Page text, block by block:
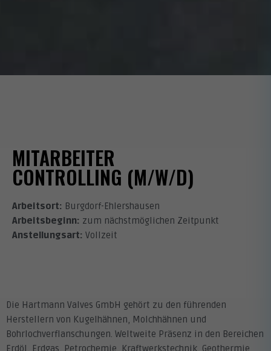
MITARBEITER
CONTROLLING (M/W/D)
Arbeitsort: Burgdorf-Ehlershausen
Arbeitsbeginn: zum nächstmöglichen Zeitpunkt
Anstellungsart: Vollzeit
Die Hartmann Valves GmbH gehört zu den führenden
Herstellern von Kugelhähnen, Molchhähnen und
Bohrlochverflanschungen. Weltweite Präsenz in den Bereichen
Erdöl, Erdgas, Petrochemie, Kraftwerkstechnik, Geothermie